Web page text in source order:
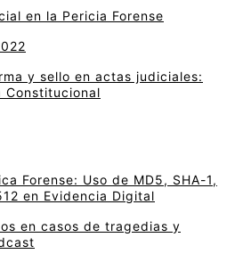
en la Pericia Forense
y sello en actas judiciales:
Constitucional
Forense: Uso de MD5, SHA-1,
en Evidencia Digital
en casos de tragedias y